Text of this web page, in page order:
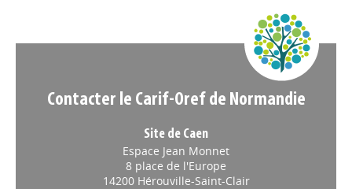
Contacter le Carif-Oref de Normandie
Site de Caen
Espace Jean Monnet
8 place de l'Europe
14200 Hérouville-Saint-Clair